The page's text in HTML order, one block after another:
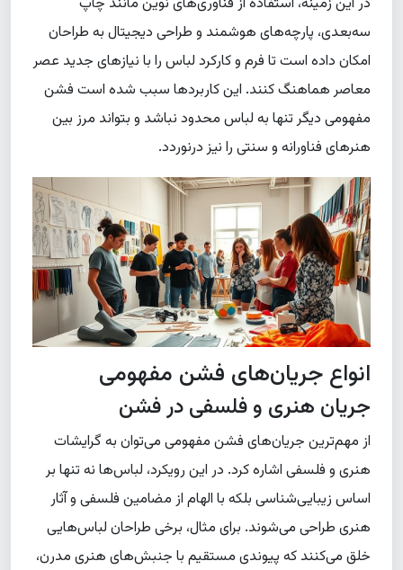
سه‌بعدی، پارچه‌های هوشمند و طراحی دیجیتال به طراحان
امکان داده است تا فرم و کارکرد لباس را با نیازهای جدید عصر
معاصر هماهنگ کنند. این کاربردها سبب شده است فشن
مفهومی دیگر تنها به لباس محدود نباشد و بتواند مرز بین
هنرهای فناورانه و سنتی را نیز درنوردد.
انواع جریان‌های فشن مفهومی
جریان هنری و فلسفی در فشن
از مهم‌ترین جریان‌های فشن مفهومی می‌توان به گرایشات
هنری و فلسفی اشاره کرد. در این رویکرد، لباس‌ها نه تنها بر
اساس زیبایی‌شناسی بلکه با الهام از مضامین فلسفی و آثار
هنری طراحی می‌شوند. برای مثال، برخی طراحان لباس‌هایی
خلق می‌کنند که پیوندی مستقیم با جنبش‌های هنری مدرن،